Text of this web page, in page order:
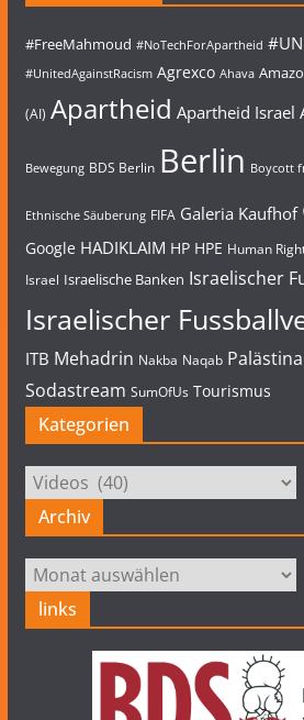
#FreeMahmoud #NoTechForApartheid
#UnitedAgainstRacism Agrexco Ahava
(AI) Apartheid Apartheid Israel
Bewegung BDS Berlin Berlin Boycott
Ethnische Säuberung FIFA Galeria Kaufhof
Google HADIKLAIM HP HPE Human
Israel Israelische Banken Israelischer
Israelischer
ITB Mehadrin Nakba Naqab Palästina
Sodastream SumOfUs Tourismus
Kategorien
Kategorien
Archiv
Archiv
links